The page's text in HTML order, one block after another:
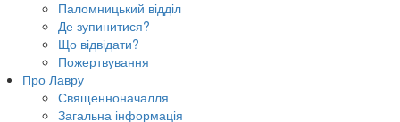
Паломницький відділ
Де зупинитися?
Що відвідати?
Пожертвування
Про Лавру
Священноначалля
Загальна інформація